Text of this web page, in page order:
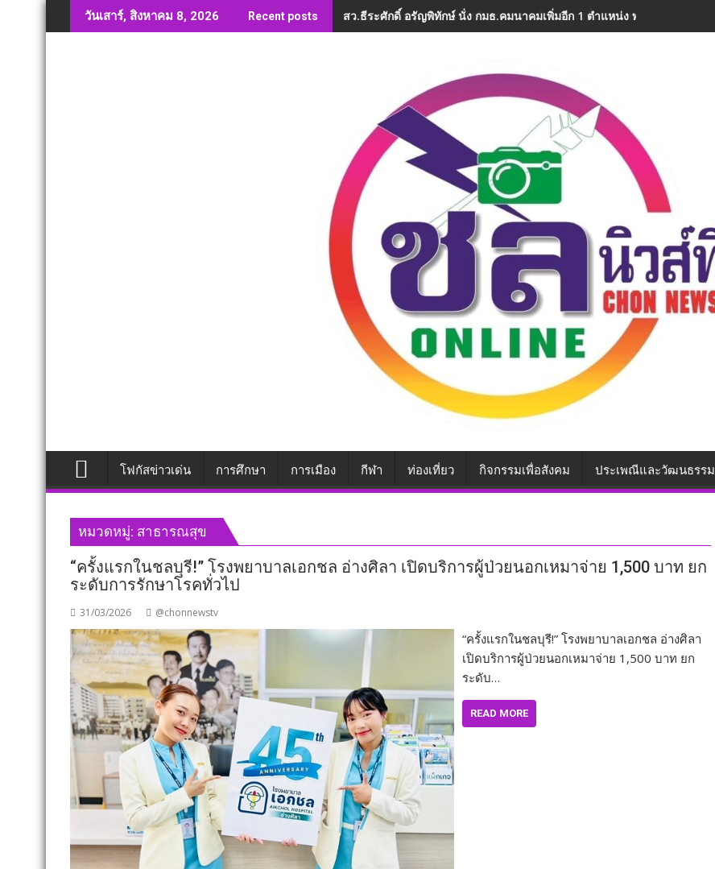
to
วันเสาร์, สิงหาคม 8, 2026 Recent posts สว.ธีระศักดิ์ อรัญพิทักษ์ นั่ง กมธ.คมนาคมเพิ่มอีก 1 ตำแหน่ง พร้อมลุยงานทันที
โฟกัสข่าวเด่น การศึกษา การเมือง กีฬา ท่องเที่ยว กิจกรรมเพื่อสังคม ประเพณีและวัฒนธรรม
หมวดหมู่: สาธารณสุข
“ครั้งแรกในชลบุรี!” โรงพยาบาลเอกชล อ่างศิลา เปิดบริการผู้ป่วยนอกเหมาจ่าย 1,500 บาท ยก
ระดับการรักษาโรคทั่วไป
31/03/2026 @chonnewstv
“ครั้งแรกในชลบุรี!” โรงพยาบาลเอกชล อ่างศิลา
เปิดบริการผู้ป่วยนอกเหมาจ่าย 1,500 บาท ยก
ระดับ…
READ MORE